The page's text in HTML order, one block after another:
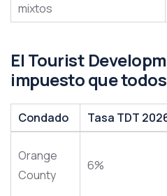
mixtos
El Tourist
impuesto que
Condado Tasa TDT
Orange
County
6%